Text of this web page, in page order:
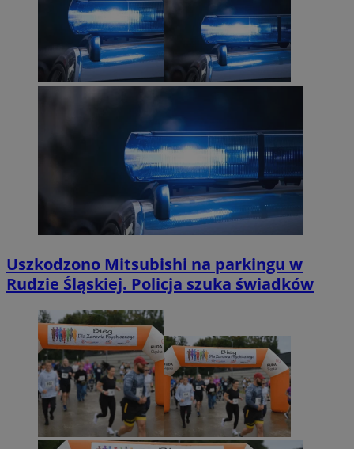
Uszkodzono Mitsubishi na parkingu w
Rudzie Śląskiej. Policja szuka świadków